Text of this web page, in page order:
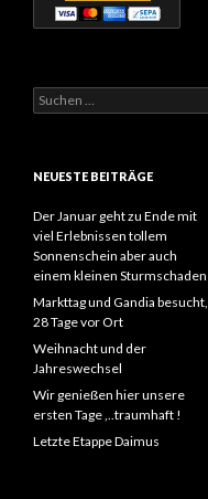
Suchen
nach:
NEUESTE BEITRÄGE
Der Januar geht zu Ende mit
viel Erlebnissen tollem
Sonnenschein aber auch
einem kleinen Sturmschaden
Markttag und Gandia besucht,
28 Tage vor Ort
Weihnacht und der
Jahreswechsel
Wir genießen hier unsere
ersten Tage ,..traumhaft !
Letzte Etappe Daimus